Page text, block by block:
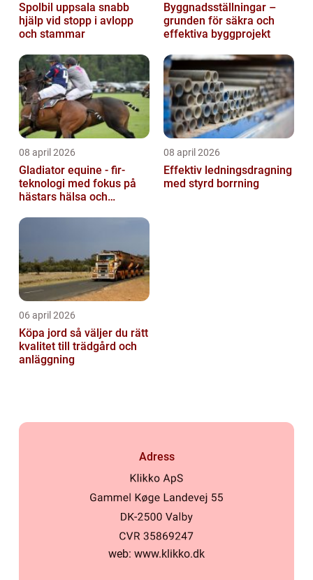
Spolbil uppsala snabb
hjälp vid stopp i avlopp
och stammar
Byggnadsställningar –
grunden för säkra och
effektiva byggprojekt
08 april 2026
Gladiator equine - fir-
teknologi med fokus på
hästars hälsa och
08 april 2026
Effektiv ledningsdragning
med styrd borrning
06 april 2026
Köpa jord så väljer du rätt
kvalitet till trädgård och
anläggning
Adress
web: www.klikko.dk